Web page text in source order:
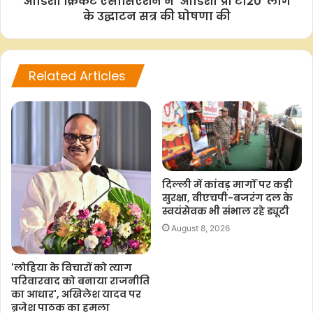
o
p
r
n
k
के उद्घाटन सत्र की घोषणा की
Related Articles
'लोहिया के विचारों को त्याग
परिवारवाद को बनाया राजनीति
का आधार', अखिलेश यादव पर
ब्रजेश पाठक का हमला
दिल्ली में कांवड़ मार्गों पर कड़ी
सुरक्षा, वीएचपी-बजरंग दल के
स्वयंसेवक भी संभाल रहे ड्यूटी
August 8, 2026